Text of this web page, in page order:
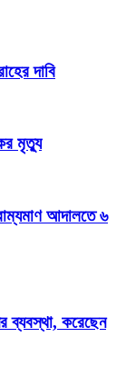
দাবি
মৃত্যু
আদালতে ৬
ব্যবস্থা, করেছেন